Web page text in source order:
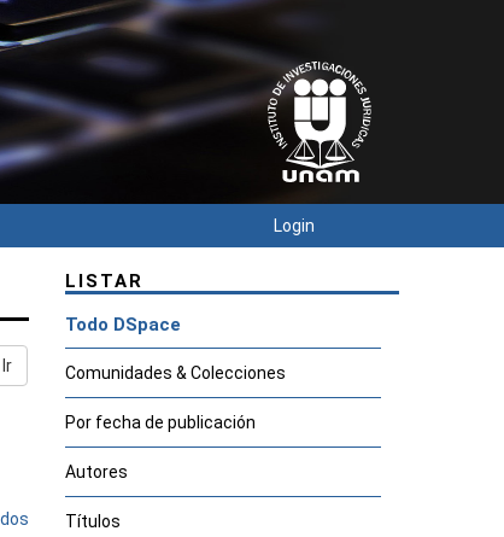
Login
Ir
LISTAR
Todo DSpace
Comunidades & Colecciones
Por fecha de publicación
Autores
Títulos